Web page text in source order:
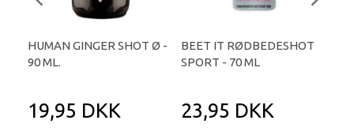
HUMAN GINGER SHOT Ø -
90 ML.
19,95 DKK
BEET IT RØDBEDESHOT
SPORT - 70 ML
23,95 DKK